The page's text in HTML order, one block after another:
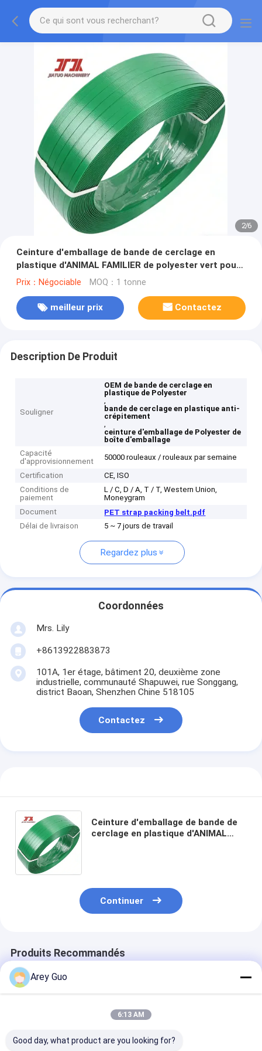
2/6
Ceinture d'emballage de bande de cerclage en
plastique d'ANIMAL FAMILIER de polyester vert pour
la boîte d'emballage manuelle
Prix：Négociable MOQ：1 tonne
meilleur prix Contactez
Description De Produit
Souligner
OEM de bande de cerclage en
plastique de Polyester
,
bande de cerclage en plastique anti-
crépitement
,
ceinture d'emballage de Polyester de
boîte d'emballage
Capacité
d'approvisionnement
50000 rouleaux / rouleaux par semaine
Certification
CE, ISO
Conditions de
paiement
L / C, D / A, T / T, Western Union,
Moneygram
Document
PET strap packing belt.pdf
Délai de livraison
5 ~ 7 jours de travail
Regardez plus
Coordonnées
Mrs. Lily
+8613922883873
101A, 1er étage, bâtiment 20, deuxième zone
industrielle, communauté Shapuwei, rue Songgang,
district Baoan, Shenzhen Chine 518105
Contactez
Ceinture d'emballage de bande de
cerclage en plastique d'ANIMAL
Continuer
Produits Recommandés
Arey Guo
6:13 AM
Good day, what product are you looking for?